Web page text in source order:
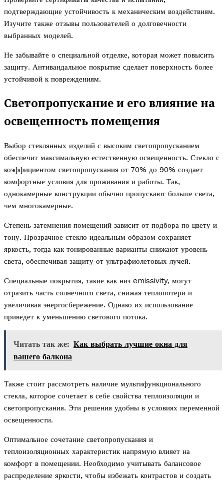
подтверждающие устойчивость к механическим воздействиям.
Изучите также отзывы пользователей о долговечности
выбранных моделей.
Не забывайте о специальной отделке, которая может повысить
защиту. Антивандальное покрытие сделает поверхность более
устойчивой к повреждениям.
Светопропускание и его влияние на
освещенность помещения
Выбор стеклянных изделий с высоким светопропусканием
обеспечит максимальную естественную освещенность. Стекло с
коэффициентом светопропускания от 70% до 90% создает
комфортные условия для проживания и работы. Так,
однокамерные конструкции обычно пропускают больше света,
чем многокамерные.
Степень затемнения помещений зависит от подбора по цвету и
тону. Прозрачное стекло идеальным образом сохраняет
яркость, тогда как тонированные варианты снижают уровень
света, обеспечивая защиту от ультрафиолетовых лучей.
Специальные покрытия, такие как низ emissivity, могут
отразить часть солнечного света, снижая теплопотери и
увеличивая энергосбережение. Однако их использование
приведет к уменьшению светового потока.
Читать так же: Как выбрать лучшие окна для
вашего балкона
Также стоит рассмотреть наличие мультифункционального
стекла, которое сочетает в себе свойства теплоизоляции и
светопропускания. Эти решения удобны в условиях переменной
освещенности.
Оптимальное сочетание светопропускания и
теплоизоляционных характеристик напрямую влияет на
комфорт в помещении. Необходимо учитывать балансовое
распределение яркости, чтобы избежать контрастов и создать